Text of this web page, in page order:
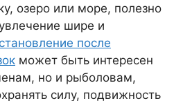
озеро или море, полезно
шире и
после
может быть интересен
но и рыболовам,
силу, подвижность